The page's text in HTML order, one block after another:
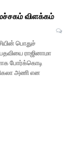
விளக்கம்
பொதுச்
ராஜினாமா
போர்க்கொடி
அணி என